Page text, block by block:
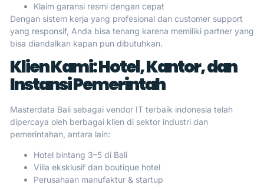
Klaim garansi resmi dengan cepat
Dengan sistem kerja yang profesional dan customer support
yang responsif, Anda bisa tenang karena memiliki partner yang
bisa diandalkan kapan pun dibutuhkan.
Klien Kami: Hotel, Kantor, dan
Instansi Pemerintah
Masterdata Bali sebagai vendor IT terbaik indonesia telah
dipercaya oleh berbagai klien di sektor industri dan
pemerintahan, antara lain:
Hotel bintang 3–5 di Bali
Villa eksklusif dan boutique hotel
Perusahaan manufaktur & startup